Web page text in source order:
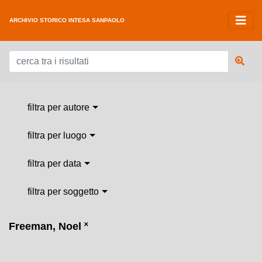
ARCHIVIO STORICO INTESA SANPAOLO
filtra per autore
filtra per luogo
filtra per data
filtra per soggetto
Freeman, Noel ˟